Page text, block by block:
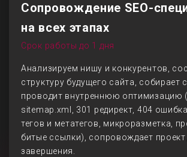
Сопровождение SEO-
на всех этапах
Срок работы до 1 дня
Анализируем нишу и конкурентов,
структуру будущего сайта, собирает
проводит внутреннюю оптимизацию
sitemap.xml, 301 редирект, 404
тегов и метатегов, микроразметка,
битые ссылки), сопровождает проект
завершения.